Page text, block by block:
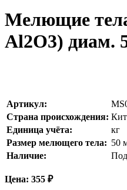
Мелющие
Al2O3) диам.
Артикул:
Страна происхождения:
Единица учёта:
кг
Размер мелющего тела: 50
Наличие:
Под
Цена: 355 ₽